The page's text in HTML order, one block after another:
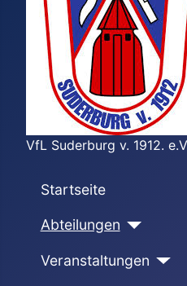
VfL Suderburg v. 1912.
Startseite
Abteilungen
Veranstaltungen